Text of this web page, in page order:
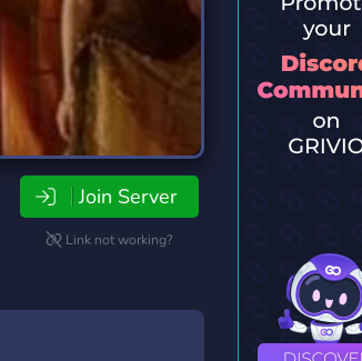
Join Server
Link not working?